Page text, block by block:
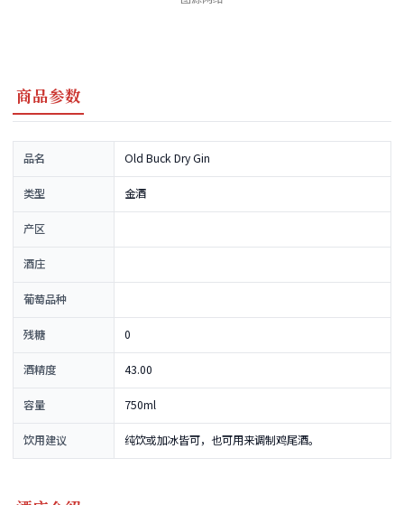
商品参数
品名 Old Buck Dry Gin
类型 金酒
产区
酒庄
葡萄品种
残糖 0
酒精度 43.00
容量 750ml
饮用建议 纯饮或加冰皆可，也可用来调制鸡尾酒。